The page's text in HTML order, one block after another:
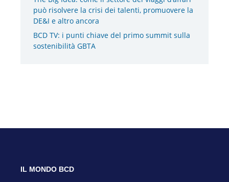
può risolvere la crisi dei talenti, promuovere la
DE&I e altro ancora
BCD TV: i punti chiave del primo summit sulla
sostenibilità GBTA
IL MONDO BCD